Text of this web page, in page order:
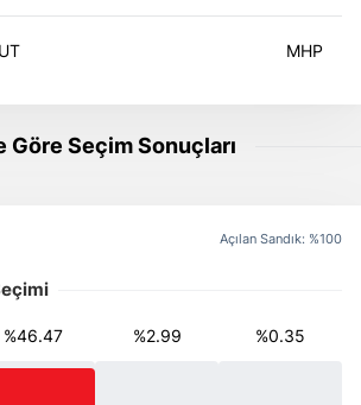
Seçim Sonuçları
Açılan Sandık: %100
%46.47 %2.99 %0.35